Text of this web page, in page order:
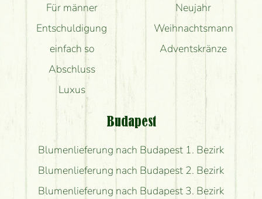
Für männer
Entschuldigung
einfach so
Abschluss
Luxus
Neujahr
Weihnachtsmann
Adventskränze
Budapest
Blumenlieferung nach Budapest 1. Bezirk
Blumenlieferung nach Budapest 2. Bezirk
Blumenlieferung nach Budapest 3. Bezirk